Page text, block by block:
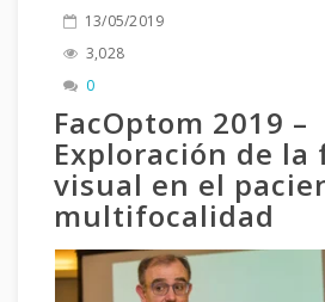
13/05/2019
3,028
0
FacOptom 2019 –
Exploración de la
visual en el
multifocalidad